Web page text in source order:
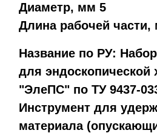
Диаметр, мм 5
Длина рабочей части,
Название по РУ:
для эндоскопической
"ЭлеПС" по ТУ 9437-
Инструмент для
материала